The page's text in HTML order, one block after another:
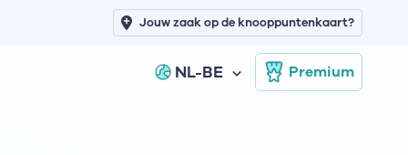
NL-BE Premium
Jouw zaak op de knooppuntenkaart?